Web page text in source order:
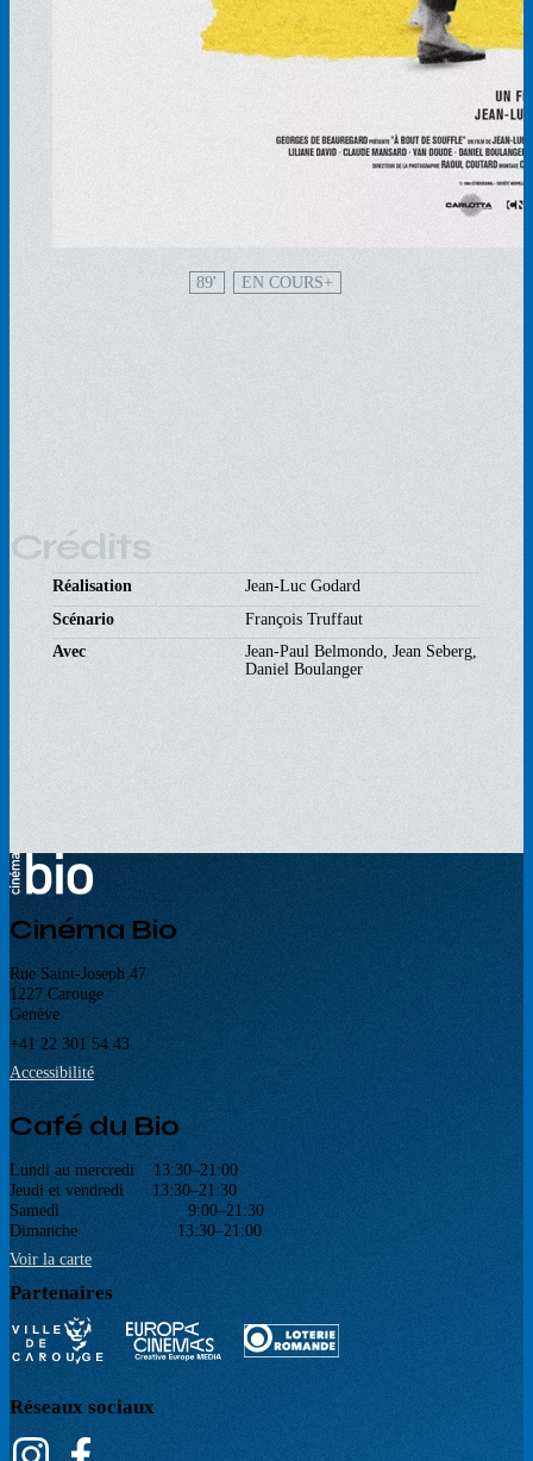
89' EN COURS
Crédits
Réalisation
Jean-Luc Godard
Scénario
François Truffaut
Avec
Jean-Paul Belmondo, Jean Seberg,
Daniel Boulanger
Cinéma Bio
Rue Saint-Joseph 47
1227 Carouge
Genève
+41 22 301 54 43
Accessibilité
Café du Bio
Lundi au mercredi 13:30–21:00
Jeudi et vendredi 13:30–21:30
Samedi 9:00–21:30
Dimanche 13:30–21:00
Voir la carte
Partenaires
Réseaux sociaux